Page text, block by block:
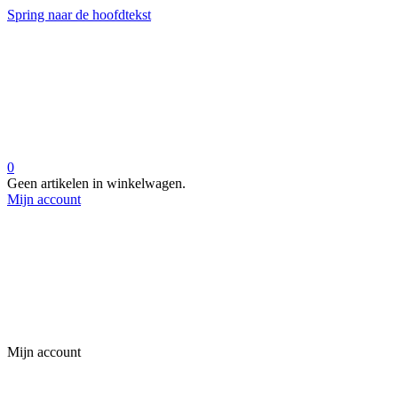
Spring naar de hoofdtekst
0
Geen artikelen in winkelwagen.
Mijn account
Mijn account